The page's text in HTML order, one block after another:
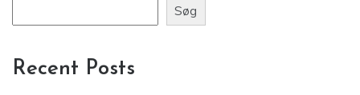
Søg
Recent Posts